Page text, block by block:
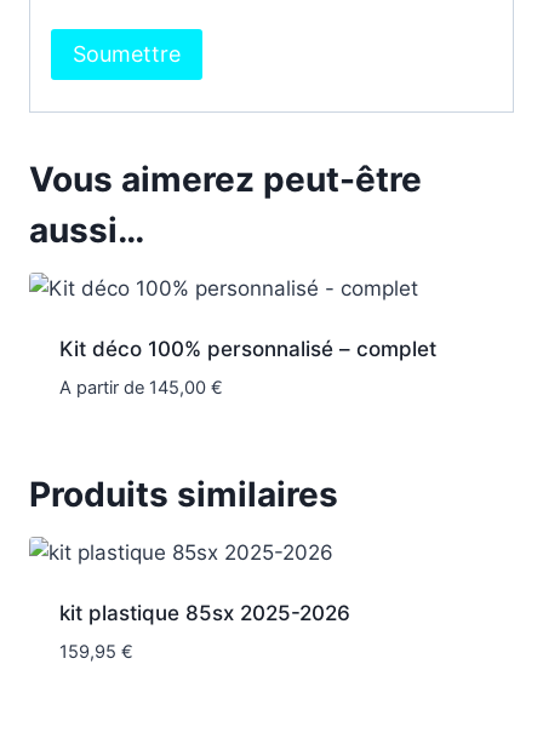
Vous aimerez peut-être
aussi…
Kit déco 100% personnalisé – complet
A partir de 145,00 €
Produits similaires
kit plastique 85sx 2025-2026
159,95 €